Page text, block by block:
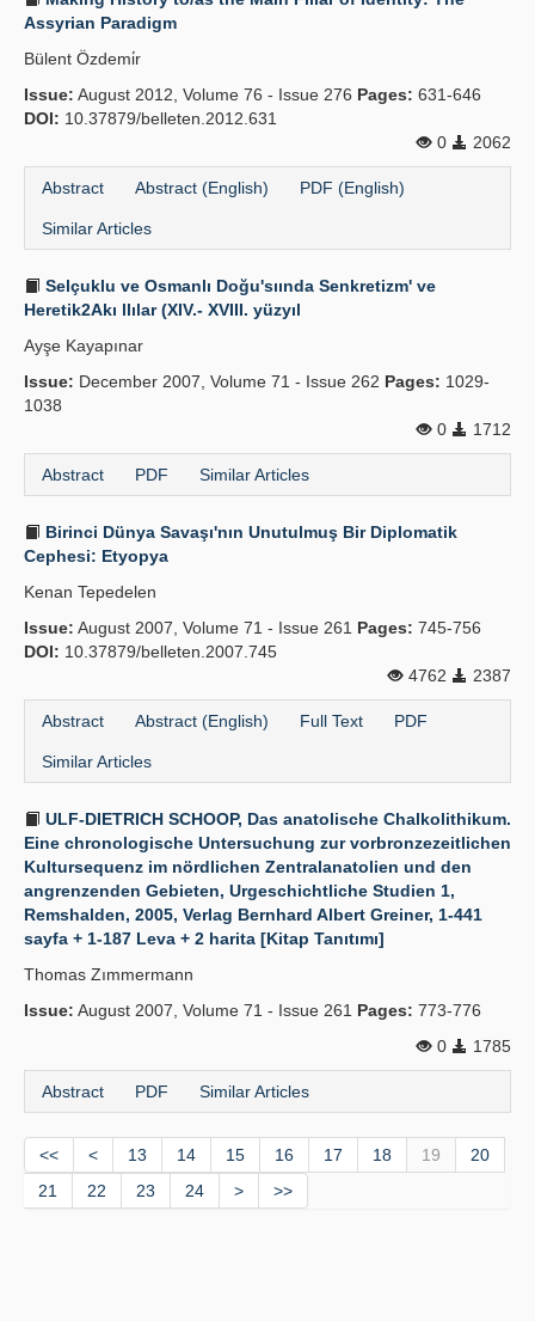
Assyrian Paradigm
Bülent Özdemi̇r
Issue: August 2012, Volume 76 - Issue 276 Pages: 631-646
DOI: 10.37879/belleten.2012.631
0
2062
Abstract Abstract (English) PDF (English)
Similar Articles
Selçuklu ve Osmanlı Doğu'sıında Senkretizm' ve
Heretik2Akı llılar (XIV.- XVIII. yüzyıl
Ayşe Kayapınar
Issue: December 2007, Volume 71 - Issue 262 Pages: 1029-
1038
0
1712
Abstract PDF Similar Articles
Birinci Dünya Savaşı'nın Unutulmuş Bir Diplomatik
Cephesi: Etyopya
Kenan Tepedelen
Issue: August 2007, Volume 71 - Issue 261 Pages: 745-756
DOI: 10.37879/belleten.2007.745
4762
2387
Abstract Abstract (English) Full Text PDF
Similar Articles
ULF-DIETRICH SCHOOP, Das anatolische Chalkolithikum.
Eine chronologische Untersuchung zur vorbronzezeitlichen
Kultursequenz im nördlichen Zentralanatolien und den
angrenzenden Gebieten, Urgeschichtliche Studien 1,
Remshalden, 2005, Verlag Bernhard Albert Greiner, 1-441
sayfa + 1-187 Leva + 2 harita [Kitap Tanıtımı]
Thomas Zımmermann
Issue: August 2007, Volume 71 - Issue 261 Pages: 773-776
0
1785
Abstract PDF Similar Articles
<< < 13 14 15 16 17 18 19
20
21
22 23 24 > >>